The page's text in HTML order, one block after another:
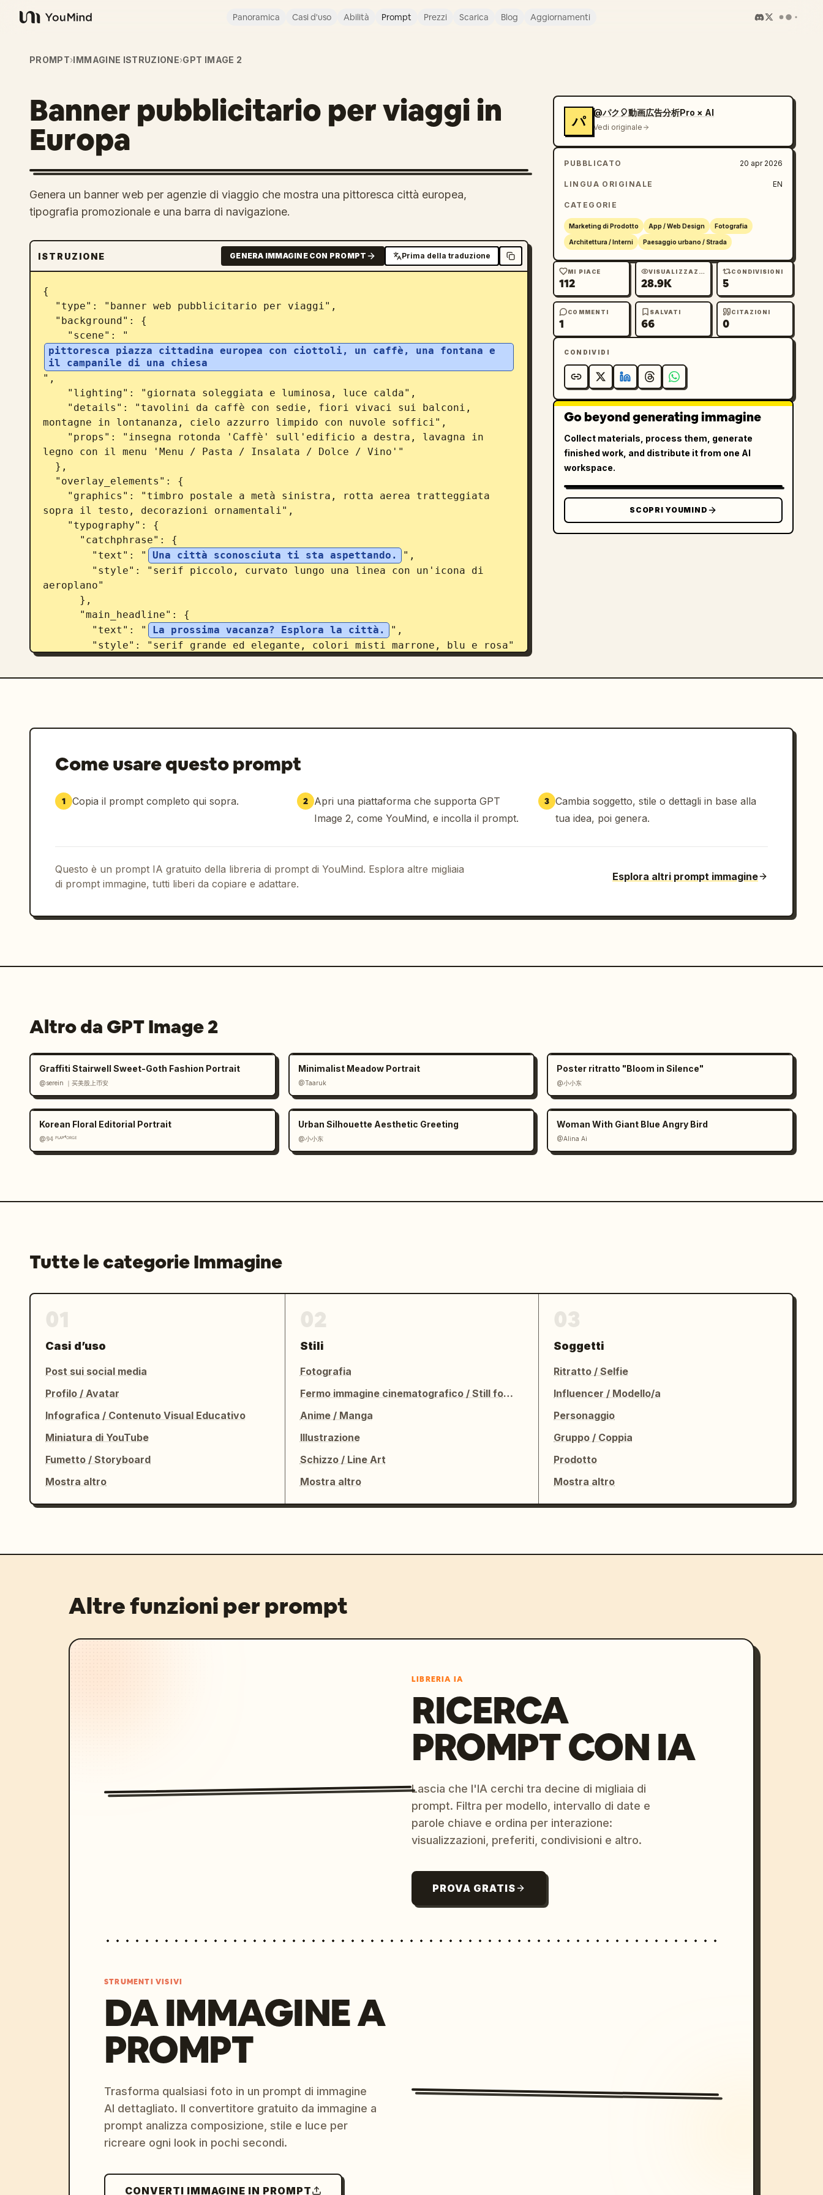
YouMind
Panoramica Casi d'uso Abilità Prompt Prezzi Scarica Blog Aggiornamenti
PROMPT›IMMAGINE ISTRUZIONE›GPT IMAGE 2
Banner pubblicitario per viaggi in
Europa
Genera un banner web per agenzie di viaggio che mostra una pittoresca città europea,
tipografia promozionale e una barra di navigazione.
ISTRUZIONE GENERA IMMAGINE CON PROMPT Prima della traduzione
{
    "scene": "
pittoresca piazza cittadina europea con ciottoli, un caffè, una fontana e
il campanile di una chiesa
",
montagne in lontananza, cielo azzurro limpido con nuvole soffici",
legno con il menu 'Menu / Pasta / Insalata / Dolce / Vino'"
sopra il testo, decorazioni ornamentali",
        "text": "
Una città sconosciuta ti sta aspettando.
",
aeroplano"
        "text": "
La prossima vacanza? Esplora la città.
",
      },
      "subtitle": {
      "button_text": "
Trova la tua meta >
linea, centrato sotto il testo"
    }
      "style": "banner bianco con angoli superiori arrotondati",
      "count": 3,
    }
パ
@パク🎈動画広告分析Pro × AI
Vedi originale
PUBBLICATO 20 apr 2026
LINGUA ORIGINALE EN
CATEGORIE
Marketing di Prodotto App / Web Design Fotografia
Architettura / Interni Paesaggio urbano / Strada
MI PIACE
112
VISUALIZZAZIONI
28.9K
CONDIVISIONI
5
COMMENTI
1
SALVATI
66
CITAZIONI
0
CONDIVIDI
Go beyond generating immagine
Collect materials, process them, generate
finished work, and distribute it from one AI
workspace.
SCOPRI YOUMIND
Come usare questo prompt
1 Copia il prompt completo qui sopra. 2 Apri una piattaforma che supporta GPT
Image 2, come YouMind, e incolla il prompt.
3 Cambia soggetto, stile o dettagli in base alla
tua idea, poi genera.
Questo è un prompt IA gratuito della libreria di prompt di YouMind. Esplora altre migliaia
di prompt immagine, tutti liberi da copiare e adattare.
Esplora altri prompt immagine
Altro da GPT Image 2
Graffiti Stairwell Sweet-Goth Fashion Portrait
@serein ｜买美股上币安
Minimalist Meadow Portrait
@Taaruk
Poster ritratto "Bloom in Silence"
@小小东
Korean Floral Editorial Portrait
@𝟡𝟜 ᴾᴸᴬʸᶠᴼᴿᴳᴱ
Urban Silhouette Aesthetic Greeting
@小小东
Woman With Giant Blue Angry Bird
@Alina Ai
Tutte le categorie Immagine
Casi d’uso
Post sui social media
Profilo / Avatar
Infografica / Contenuto Visual Educativo
Miniatura di YouTube
Fumetto / Storyboard
Mostra altro
Stili
Fotografia
Fermo immagine cinematografico / Still fotografico
Anime / Manga
Illustrazione
Schizzo / Line Art
Mostra altro
Soggetti
Ritratto / Selfie
Influencer / Modello/a
Personaggio
Gruppo / Coppia
Prodotto
Mostra altro
Altre funzioni per prompt
LIBRERIA IA
RICERCA
PROMPT CON IA
Lascia che l'IA cerchi tra decine di migliaia di
prompt. Filtra per modello, intervallo di date e
parole chiave e ordina per interazione:
visualizzazioni, preferiti, condivisioni e altro.
PROVA GRATIS
STRUMENTI VISIVI
DA IMMAGINE A
PROMPT
Trasforma qualsiasi foto in un prompt di immagine
AI dettagliato. Il convertitore gratuito da immagine a
prompt analizza composizione, stile e luce per
ricreare ogni look in pochi secondi.
CONVERTI IMMAGINE IN PROMPT